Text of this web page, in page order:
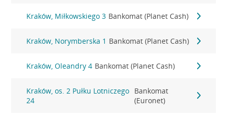
Kraków, Miłkowskiego 3 Bankomat (Planet Cash)
Kraków, Norymberska 1 Bankomat (Planet Cash)
Kraków, Oleandry 4 Bankomat (Planet Cash)
Kraków, os. 2 Pułku Lotniczego
24
Bankomat
(Euronet)